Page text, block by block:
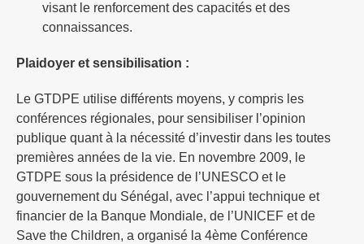
visant le renforcement des capacités et des
connaissances.
Plaidoyer et sensibilisation :
Le GTDPE utilise différents moyens, y compris les
conférences régionales, pour sensibiliser l’opinion
publique quant à la nécessité d’investir dans les toutes
premières années de la vie. En novembre 2009, le
GTDPE sous la présidence de l’UNESCO et le
gouvernement du Sénégal, avec l’appui technique et
financier de la Banque Mondiale, de l’UNICEF et de
Save the Children, a organisé la 4ème Conférence